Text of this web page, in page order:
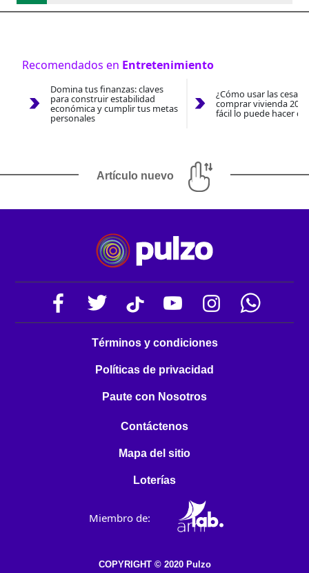
Recomendados en Entretenimiento
Domina tus finanzas: claves
para construir estabilidad
económica y cumplir tus metas
personales
¿Cómo usar las
comprar vivienda
fácil lo puede hacer
Artículo nuevo
Términos y condiciones
Políticas de privacidad
Paute con Nosotros
Contáctenos
Mapa del sitio
Loterías
Miembro de:
COPYRIGHT © 2020 Pulzo